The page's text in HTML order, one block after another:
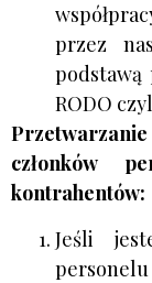
przez
podstawą
RODO
członków
kontrahentów:
Jeśli